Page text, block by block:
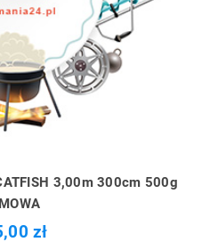
3,00m 300cm 500g
zł